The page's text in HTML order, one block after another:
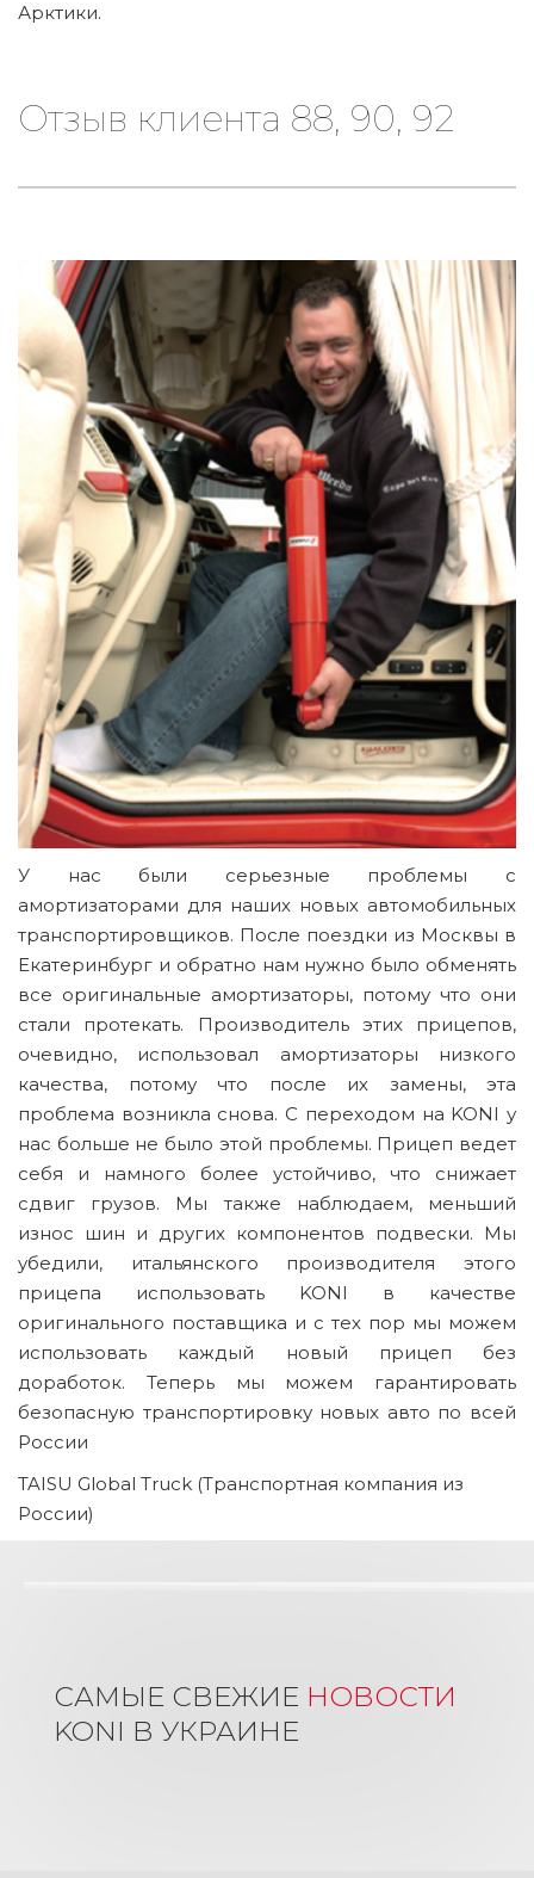
Арктики.
Отзыв клиента 88, 90, 92
У нас были серьезные проблемы с
амортизаторами для наших новых автомобильных
транспортировщиков. После поездки из Москвы в
Екатеринбург и обратно нам нужно было обменять
все оригинальные амортизаторы, потому что они
стали протекать. Производитель этих прицепов,
очевидно, использовал амортизаторы низкого
качества, потому что после их замены, эта
проблема возникла снова. С переходом на KONI у
нас больше не было этой проблемы. Прицеп ведет
себя и намного более устойчиво, что снижает
сдвиг грузов. Мы также наблюдаем, меньший
износ шин и других компонентов подвески. Мы
убедили, итальянского производителя этого
прицепа использовать KONI в качестве
оригинального поставщика и с тех пор мы можем
использовать каждый новый прицеп без
доработок. Теперь мы можем гарантировать
безопасную транспортировку новых авто по всей
России
TAISU Global Truck (Транспортная компания из
России)
САМЫЕ СВЕЖИЕ НОВОСТИ
KONI В УКРАИНЕ